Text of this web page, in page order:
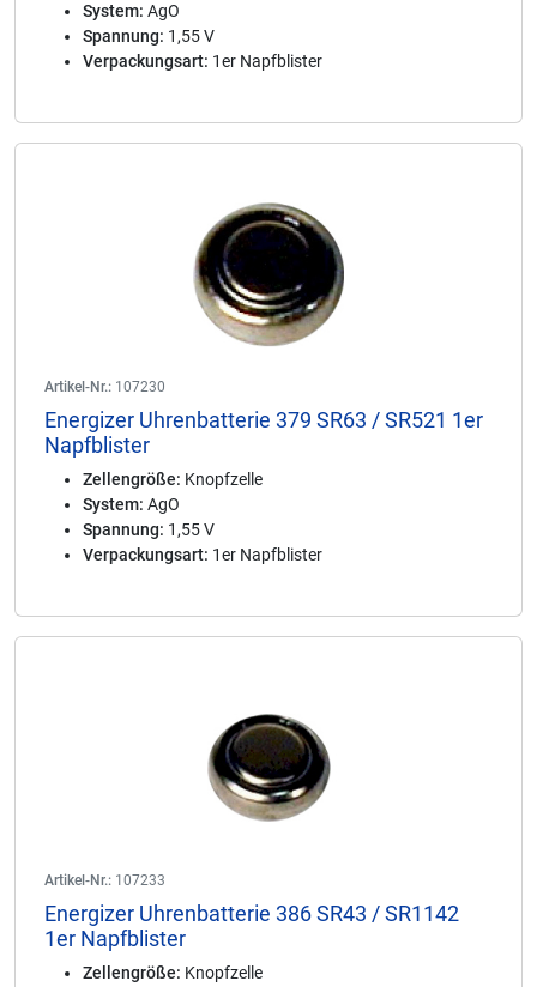
System: AgO
Spannung: 1,55 V
Verpackungsart: 1er Napfblister
Artikel-Nr.: 107230
Energizer Uhrenbatterie 379 SR63 / SR521 1er
Napfblister
Zellengröße: Knopfzelle
System: AgO
Spannung: 1,55 V
Verpackungsart: 1er Napfblister
Artikel-Nr.: 107233
Energizer Uhrenbatterie 386 SR43 / SR1142
1er Napfblister
Zellengröße: Knopfzelle